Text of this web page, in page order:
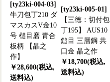
[ty23ki-004-03]
牛刀包丁210 ダ
マスカスV金10
号 槌目磨 青合
板柄 【晶之
作】
￥28,600(税込,
送料込)
[ty23ki-005-01]
【三徳：切付包
丁195】 AUS10
鎚目 三層鋼 共
口金 晶之作
￥18,700(税込,
送料込)